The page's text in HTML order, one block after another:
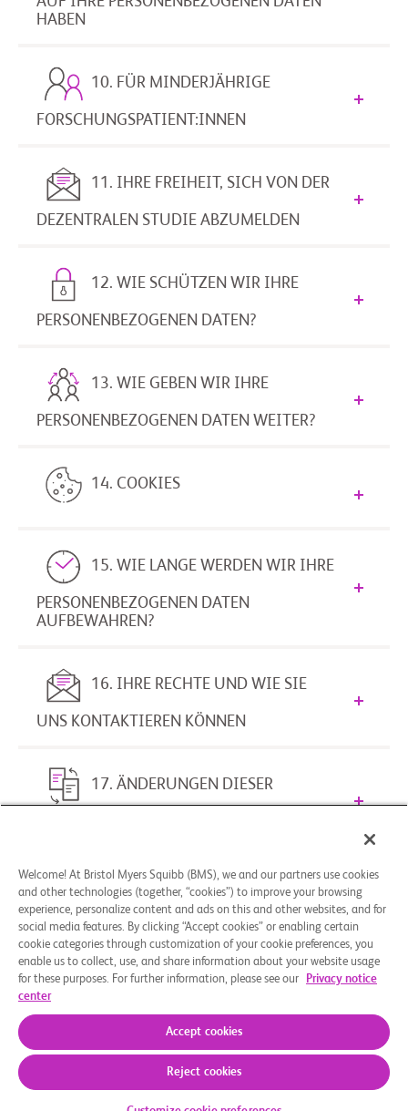
HABEN
10. FÜR MINDERJÄHRIGE
FORSCHUNGSPATIENT:INNEN
11. IHRE FREIHEIT, SICH VON DER
DEZENTRALEN STUDIE ABZUMELDEN
12. WIE SCHÜTZEN WIR IHRE
PERSONENBEZOGENEN DATEN?
13. WIE GEBEN WIR IHRE
PERSONENBEZOGENEN DATEN WEITER?
14. COOKIES
15. WIE LANGE WERDEN WIR IHRE
PERSONENBEZOGENEN DATEN
AUFBEWAHREN?
16. IHRE RECHTE UND WIE SIE
UNS KONTAKTIEREN KÖNNEN
17. ÄNDERUNGEN DIESER
18. IHRE ZUSTIMMUNG ZUR
VERWENDUNG IHRER
PERSONENBEZOGENEN DATEN IN EINER
DEZENTRALISIERTEN STUDIE (DCT) VON
BMS
Datenschutzbestimmungen Impressum
© 2026 Bristol-Myers Squibb Company
Welcome! At Bristol Myers Squibb (BMS), we and our partners use cookies
and other technologies (together, “cookies”) to improve your browsing
experience, personalize content and ads on this and other websites, and for
social media features. By clicking “Accept cookies” or enabling certain
cookie categories through customization of your cookie preferences, you
enable us to collect, use, and share information about your website usage
for these purposes. For further information, please see our
Privacy notice
center
Accept cookies
Reject cookies